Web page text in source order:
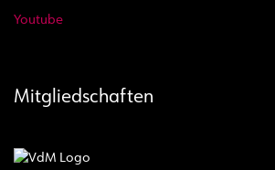
Youtube
Mitgliedschaften